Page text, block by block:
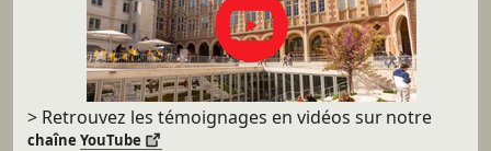
> Retrouvez les témoignages en vidéos surnotre
chaîne YouTube